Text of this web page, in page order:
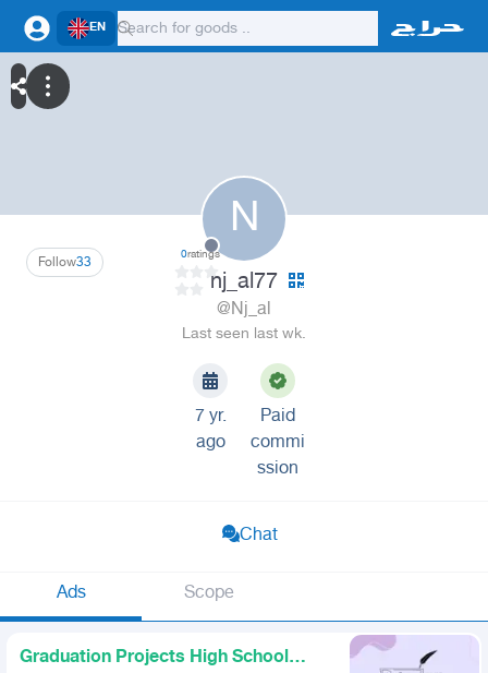
EN
N
33
Follow 0ratings
nj_al77
@Nj_al
Last seen last wk.
7 yr.
ago
Paid
commi
ssion
Chat
Ads Scope
Graduation Projects High School